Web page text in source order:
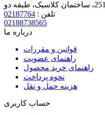
تلفن : 02187764
02188738565
درباره ما
قوانین و مقررات
راهنمای عضویت
راهنمای خرید محصول
نحوه پرداخت
هزینه حمل و نقل
حساب کاربری